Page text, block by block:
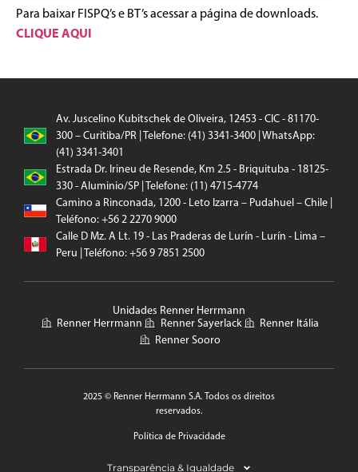
Para baixar FISPQ’s e BT’s acessar a página de downloads.
CLIQUE AQUI
Av. Juscelino Kubitschek de Oliveira, 12453 - CIC - 81170-
300 – Curitiba/PR | Telefone: (41) 3341-3400 | WhatsApp:
(41) 3341-3401
Estrada Dr. Irineu de Resende, Km 2.5 - Briquituba - 18125-
330 - Aluminio/SP | Telefone: (11) 4715-4774
Camino a Rinconada, 1200 - Leto Izarra – Pudahuel – Chile |
Teléfono: +56 2 2270 9000
Calle D Mz. A Lt. 19 - Las Praderas de Lurín - Lurín - Lima –
Peru | Teléfono: +56 9 7851 2500
Unidades Renner Herrmann
Renner Herrmann
Renner Sayerlack
Renner Itália
Renner Sooro
2025 © Renner Herrmann S.A. Todos os direitos
reservados.
Política de Privacidade
Transparência & Igualdade